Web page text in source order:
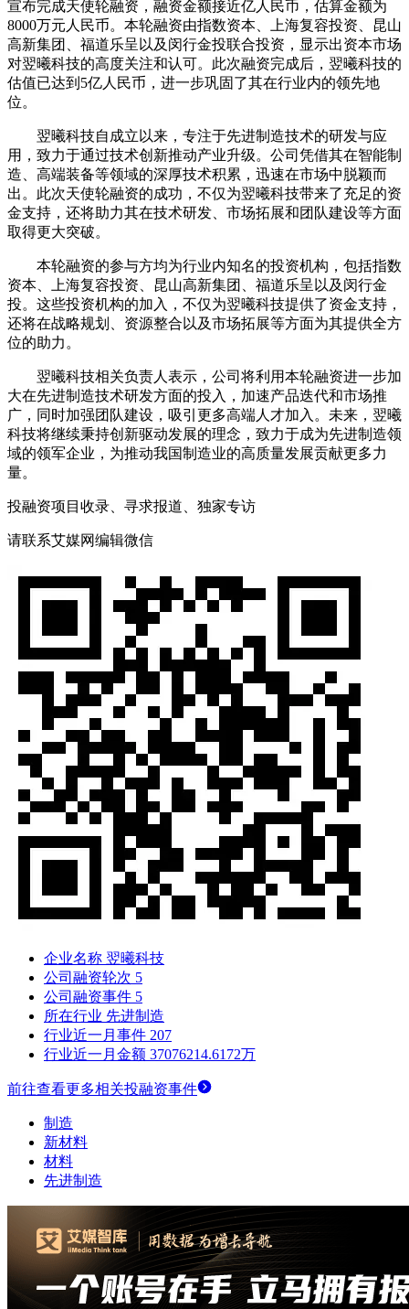
宣布完成天使轮融资，融资金额接近亿人民币，估算金额为
8000万元人民币。本轮融资由指数资本、上海复容投资、昆山
高新集团、福道乐呈以及闵行金投联合投资，显示出资本市场
对翌曦科技的高度关注和认可。此次融资完成后，翌曦科技的
估值已达到5亿人民币，进一步巩固了其在行业内的领先地
位。
翌曦科技自成立以来，专注于先进制造技术的研发与应
用，致力于通过技术创新推动产业升级。公司凭借其在智能制
造、高端装备等领域的深厚技术积累，迅速在市场中脱颖而
出。此次天使轮融资的成功，不仅为翌曦科技带来了充足的资
金支持，还将助力其在技术研发、市场拓展和团队建设等方面
取得更大突破。
本轮融资的参与方均为行业内知名的投资机构，包括指数
资本、上海复容投资、昆山高新集团、福道乐呈以及闵行金
投。这些投资机构的加入，不仅为翌曦科技提供了资金支持，
还将在战略规划、资源整合以及市场拓展等方面为其提供全方
位的助力。
翌曦科技相关负责人表示，公司将利用本轮融资进一步加
大在先进制造技术研发方面的投入，加速产品迭代和市场推
广，同时加强团队建设，吸引更多高端人才加入。未来，翌曦
科技将继续秉持创新驱动发展的理念，致力于成为先进制造领
域的领军企业，为推动我国制造业的高质量发展贡献更多力
量。
投融资项目收录、寻求报道、独家专访
请联系艾媒网编辑微信
企业名称 翌曦科技
公司融资轮次 5
公司融资事件 5
所在行业 先进制造
行业近一月事件 207
行业近一月金额 37076214.6172万
前往查看更多相关投融资事件
制造
新材料
材料
先进制造